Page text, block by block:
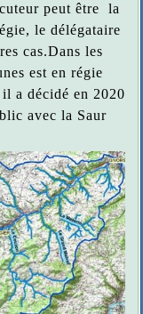
peut être la
le délégataire
cas.Dans les
est en régie
a décidé en 2020
avec la Saur